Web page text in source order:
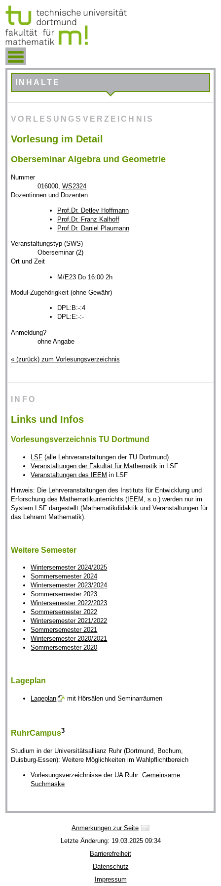
INHALTE
VORLESUNGSVERZEICHNIS
Vorlesung im Detail
Oberseminar Algebra und Geometrie
Nummer
016000, WS2324
Dozentinnen und Dozenten
Prof.Dr. Detlev Hoffmann
Prof.Dr. Franz Kalhoff
Prof.Dr. Daniel Plaumann
Veranstaltungstyp (SWS)
Oberseminar (2)
Ort und Zeit
M/E23 Do 16:00 2h
Modul-Zugehörigkeit (ohne Gewähr)
DPL:B:-:4
DPL:E:-:-
Anmeldung?
ohne Angabe
« (zurück) zum Vorlesungsverzeichnis
INFO
Links und Infos
Vorlesungsverzeichnis TU Dortmund
LSF (alle Lehrveranstaltungen der TU Dortmund)
Veranstaltungen der Fakultät für Mathematik in LSF
Veranstaltungen des IEEM in LSF
Hinweis: Die Lehrveranstaltungen des Instituts für Entwicklung und
Erforschung des Mathematikunterrichts (IEEM, s.o.) werden nur im
System LSF dargestellt (Mathematikdidaktik und Veranstaltungen für
das Lehramt Mathematik).
Weitere Semester
Wintersemester 2024/2025
Sommersemester 2024
Wintersemester 2023/2024
Sommersemester 2023
Wintersemester 2022/2023
Sommersemester 2022
Wintersemester 2021/2022
Sommersemester 2021
Wintersemester 2020/2021
Sommersemester 2020
Lageplan
Lageplan mit Hörsälen und Seminarräumen
RuhrCampus3
Studium in der Universitätsallianz Ruhr (Dortmund, Bochum,
Duisburg-Essen): Weitere Möglichkeiten im Wahlpflichtbereich
Vorlesungsverzeichnisse der UA Ruhr:Gemeinsame
Suchmaske
Anmerkungen zur Seite
Letzte Änderung: 19.03.2025 09:34
Barrierefreiheit
Datenschutz
Impressum